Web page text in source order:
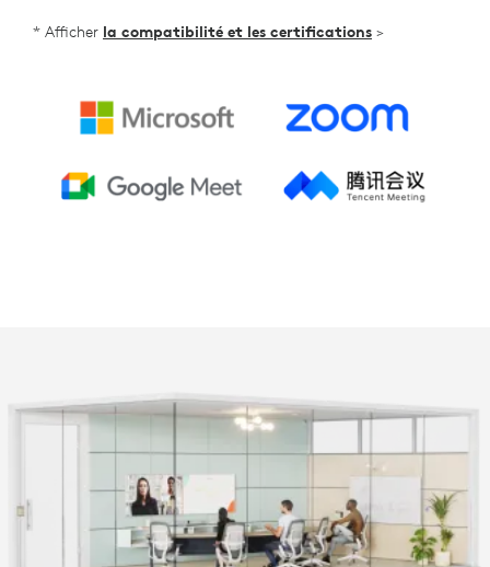
* Afficher la compatibilité et les certifications >